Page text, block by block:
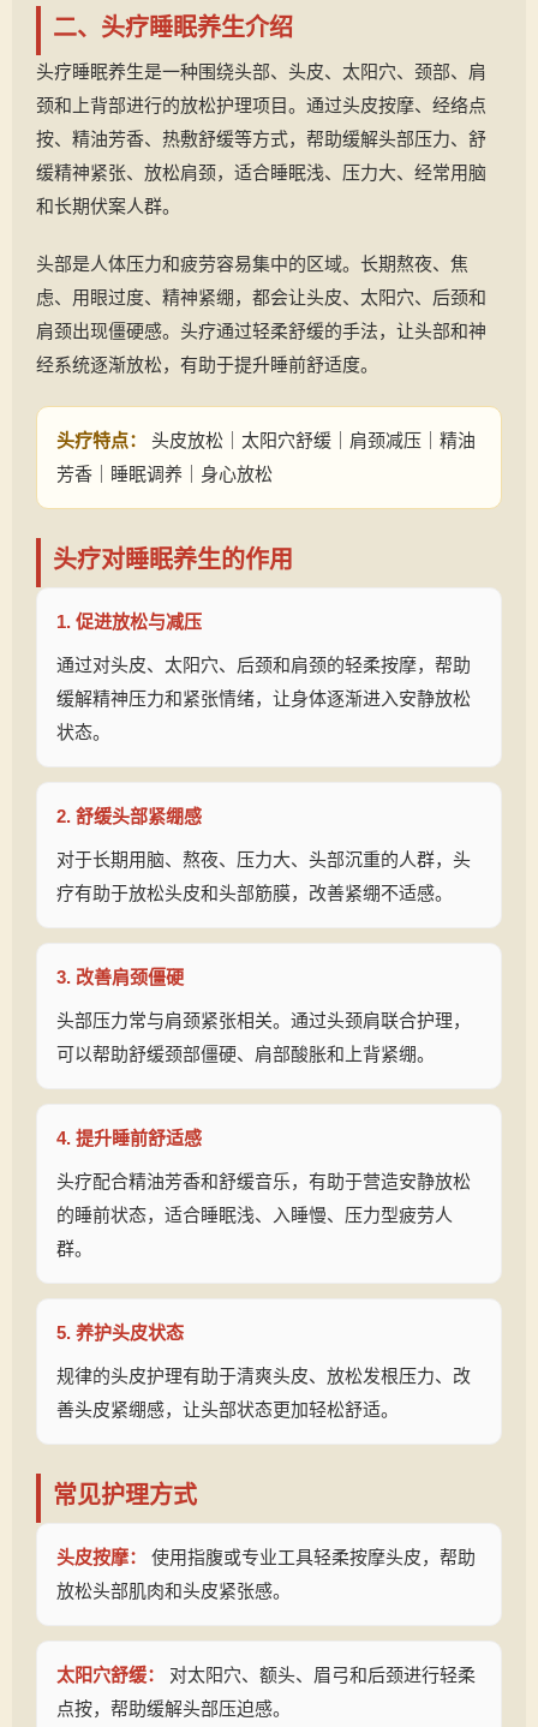
二、头疗睡眠养生介绍
头疗睡眠养生是一种围绕头部、头皮、太阳穴、颈部、肩
颈和上背部进行的放松护理项目。通过头皮按摩、经络点
按、精油芳香、热敷舒缓等方式，帮助缓解头部压力、舒
缓精神紧张、放松肩颈，适合睡眠浅、压力大、经常用脑
和长期伏案人群。
头部是人体压力和疲劳容易集中的区域。长期熬夜、焦
虑、用眼过度、精神紧绷，都会让头皮、太阳穴、后颈和
肩颈出现僵硬感。头疗通过轻柔舒缓的手法，让头部和神
经系统逐渐放松，有助于提升睡前舒适度。
头疗特点：
头皮放松｜太阳穴舒缓｜肩颈减压｜精油
芳香｜睡眠调养｜身心放松
头疗对睡眠养生的作用
1. 促进放松与减压
通过对头皮、太阳穴、后颈和肩颈的轻柔按摩，帮助
缓解精神压力和紧张情绪，让身体逐渐进入安静放松
状态。
2. 舒缓头部紧绷感
对于长期用脑、熬夜、压力大、头部沉重的人群，头
疗有助于放松头皮和头部筋膜，改善紧绷不适感。
3. 改善肩颈僵硬
头部压力常与肩颈紧张相关。通过头颈肩联合护理，
可以帮助舒缓颈部僵硬、肩部酸胀和上背紧绷。
4. 提升睡前舒适感
头疗配合精油芳香和舒缓音乐，有助于营造安静放松
的睡前状态，适合睡眠浅、入睡慢、压力型疲劳人
群。
5. 养护头皮状态
规律的头皮护理有助于清爽头皮、放松发根压力、改
善头皮紧绷感，让头部状态更加轻松舒适。
常见护理方式
头皮按摩：
使用指腹或专业工具轻柔按摩头皮，帮助
放松头部肌肉和头皮紧张感。
太阳穴舒缓：
对太阳穴、额头、眉弓和后颈进行轻柔
点按，帮助缓解头部压迫感。